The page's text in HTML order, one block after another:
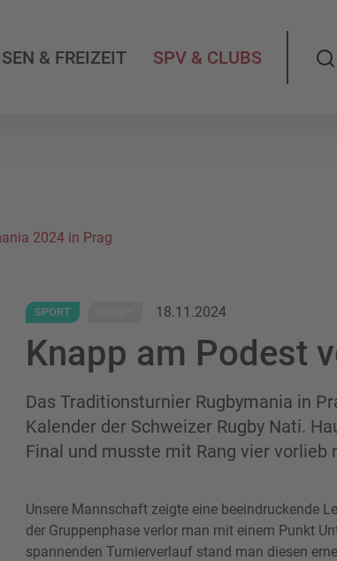
& FREIZEIT SPV & CLUBS
2024 in Prag
SPORT 18.11.2024
Knapp am Podest
Das Traditionsturnier Rugbymania in
Kalender der Schweizer Rugby Nati.
Final und musste mit Rang vier vorlieb
Unsere Mannschaft zeigte eine beeindruckende
der Gruppenphase verlor man mit einem Punkt
spannenden Turnierverlauf stand man diesen